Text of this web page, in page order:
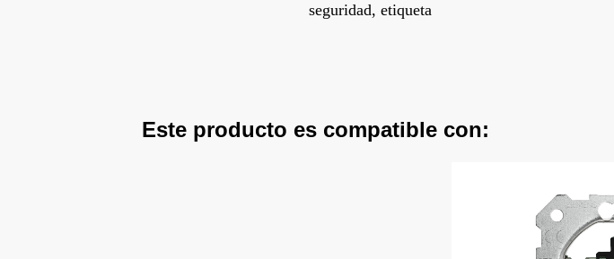
seguridad, etiqueta
Este producto es compatible con: